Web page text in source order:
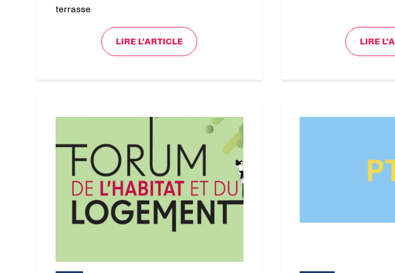
terrasse
LIRE L’ARTICLE LIRE